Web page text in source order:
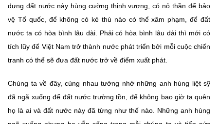
dựng đất nước này hùng cường thịnh vượng, có nỏ thần để bảo
vệ Tổ quốc, để không có kẻ thù nào có thể xâm phạm, để đất
nước ta có hòa bình lâu dài. Phải có hòa bình lâu dài thì mới có
tích lũy để Việt Nam trở thành nước phát triển bởi mỗi cuộc chiến
tranh có thể sẽ đưa đất nước trở về điểm xuất phát.
Chúng ta về đây, cùng nhau tưởng nhớ những anh hùng liệt sỹ
đã ngã xuống để đất nước trường tồn, để không bao giờ ta quên
họ là ai và đất nước này đã từng như thế nào. Những anh hùng